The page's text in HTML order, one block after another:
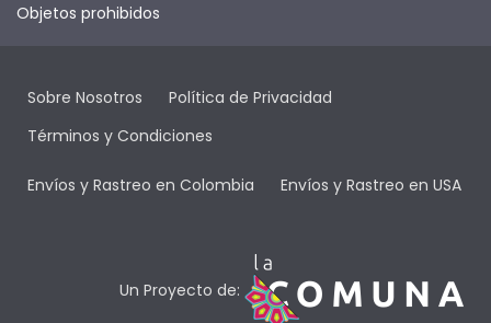
Objetos prohibidos
Sobre Nosotros
Política de Privacidad
Términos y Condiciones
Envíos y Rastreo en Colombia Envíos y Rastreo en USA
Un Proyecto de: